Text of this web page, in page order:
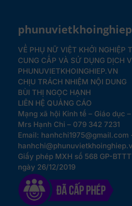
VỀ PHỤ NỮ VIỆT KHỞI NGHIỆP
CUNG CẤP VÀ SỬ DỤNG DỊCH
PHUNUVIETKHOINGHIEP.VN
CHỊU TRÁCH NHIỆM NỘI DUNG
BÙI THỊ NGỌC HẠNH
LIÊN HỆ QUẢNG CÁO
Mạng xã hội Kinh tế – Giáo dục
Mrs Hạnh Chi – 079 342 7231
Email: hanhchi1975@gmail.com
Giấy phép MXH số 568 GP-
ngày 26/12/2019